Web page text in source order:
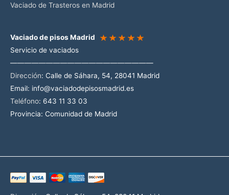
Vaciado de Trasteros en Madrid
Vaciado de pisos Madrid
Servicio de vaciados
————————————————————
Dirección: Calle de Sáhara, 54, 28041 Madrid
Email: info@vaciadodepisosmadrid.es
Teléfono: 643 11 33 03
Provincia: Comunidad de Madrid